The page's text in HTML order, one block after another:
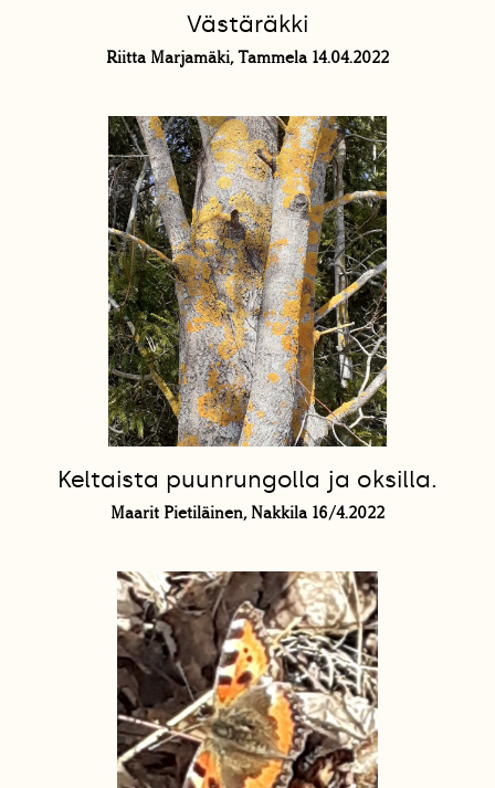
Västäräkki
Riitta Marjamäki, Tammela 14.04.2022
Keltaista puunrungolla ja oksilla.
Maarit Pietiläinen, Nakkila 16/4.2022